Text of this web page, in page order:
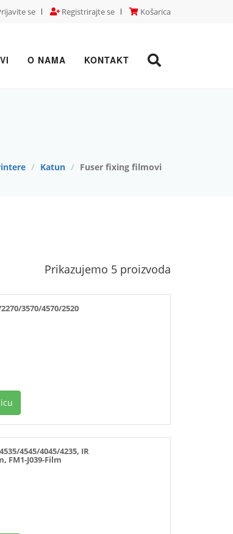
se Registrirajte se Košarica
O NAMA KONTAKT
Katun Fuser fixing filmovi
Prikazujemo 5 proizvoda
3570/4570/2520
4545/4045/4235, IR
FM1-J039-Film